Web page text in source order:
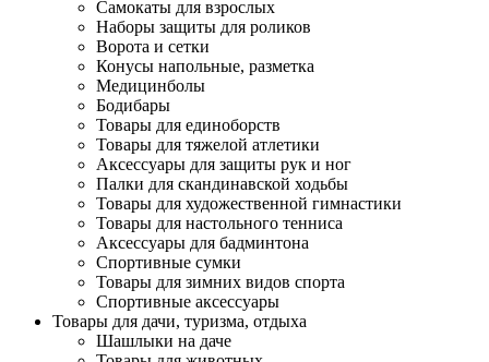
Самокаты для взрослых
Наборы защиты для роликов
Ворота и сетки
Конусы напольные, разметка
Медицинболы
Бодибары
Товары для единоборств
Товары для тяжелой атлетики
Аксессуары для защиты рук и ног
Палки для скандинавской ходьбы
Товары для художественной гимнастики
Товары для настольного тенниса
Аксессуары для бадминтона
Спортивные сумки
Товары для зимних видов спорта
Спортивные аксессуары
Товары для дачи, туризма, отдыха
Шашлыки на даче